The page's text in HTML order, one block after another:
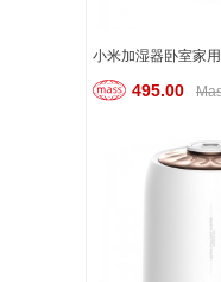
495.00